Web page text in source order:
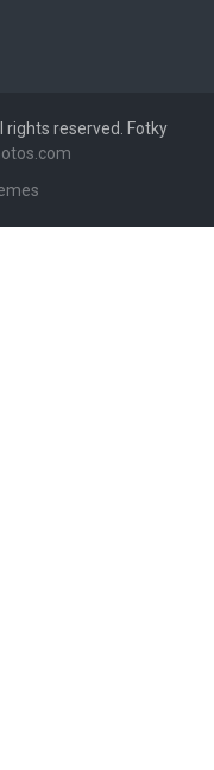
rights reserved. Fotky